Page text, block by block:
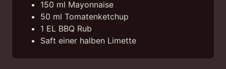
150 ml Mayonnaise
50 ml Tomatenketchup
1 EL BBQ Rub
Saft einer halben Limette